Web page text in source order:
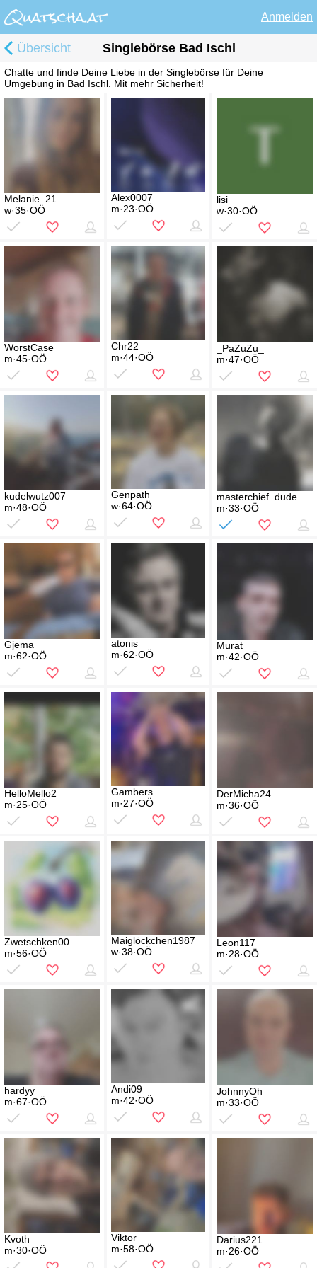
Anmelden
Übersicht Singlebörse Bad Ischl
Chatte und finde Deine Liebe in der Singlebörse für Deine
Umgebung in Bad Ischl. Mit mehr Sicherheit!
Melanie_21
w·35·OÖ
Alex0007
m·23·OÖ
lisi
w·30·OÖ
WorstCase
m·45·OÖ
Chr22
m·44·OÖ
_PaZuZu_
m·47·OÖ
kudelwutz007
m·48·OÖ
Genpath
w·64·OÖ
masterchief_dude
m·33·OÖ
Gjema
m·62·OÖ
atonis
m·62·OÖ
Murat
m·42·OÖ
HelloMello2
m·25·OÖ
Gambers
m·27·OÖ
DerMicha24
m·36·OÖ
Zwetschken00
m·56·OÖ
Maiglöckchen1987
w·38·OÖ
Leon117
m·28·OÖ
hardyy
m·67·OÖ
Andi09
m·42·OÖ
JohnnyOh
m·33·OÖ
Kvoth
m·30·OÖ
Viktor
m·58·OÖ
Darius221
m·26·OÖ